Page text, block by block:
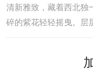
清新雅致，藏着西北独
碎的紫花轻轻摇曳。层